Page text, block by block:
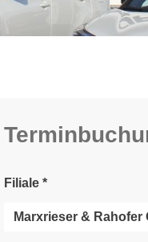
Filiale *